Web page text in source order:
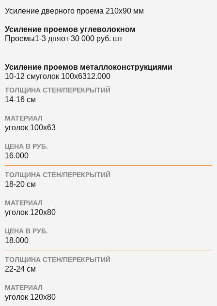
Усиление дверного проема 210х90 мм
Усиление проемов углеволокном
Проемы1-3 дняот 30 000 руб. шт
Усиление проемов металлоконструкциями
10-12 смуголок 100х6312.000
ТОЛЩИНА СТЕН/ПЕРЕКРЫТИЙ
14-16 см
МАТЕРИАЛ
уголок 100х63
ЦЕНА В РУБ.
16.000
ТОЛЩИНА СТЕН/ПЕРЕКРЫТИЙ
18-20 см
МАТЕРИАЛ
уголок 120х80
ЦЕНА В РУБ.
18.000
ТОЛЩИНА СТЕН/ПЕРЕКРЫТИЙ
22-24 см
МАТЕРИАЛ
уголок 120х80